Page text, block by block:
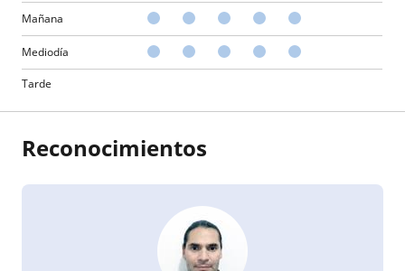
Mañana
Mediodía
Tarde
Reconocimientos